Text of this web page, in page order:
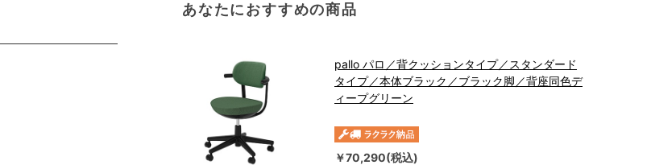
あなたにおすすめの商品
pallo パロ／背クッションタイプ／スタンダード
タイプ／本体ブラック／ブラック脚／背座同色デ
ィープグリーン
￥70,290(税込)